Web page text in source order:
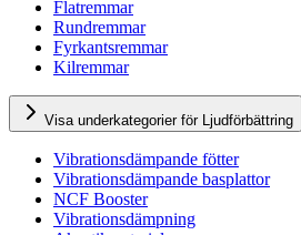
Flatremmar
Rundremmar
Fyrkantsremmar
Kilremmar
Visa underkategorier för Ljudförbättring
Vibrationsdämpande fötter
Vibrationsdämpande basplattor
NCF Booster
Vibrationsdämpning